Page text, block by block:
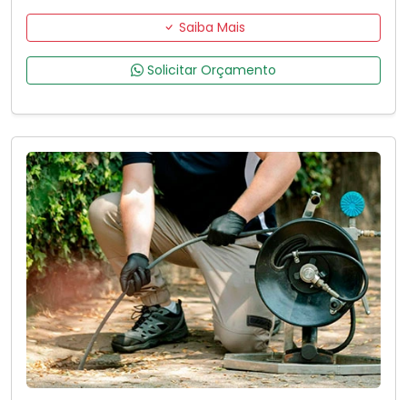
Saiba Mais
Solicitar Orçamento